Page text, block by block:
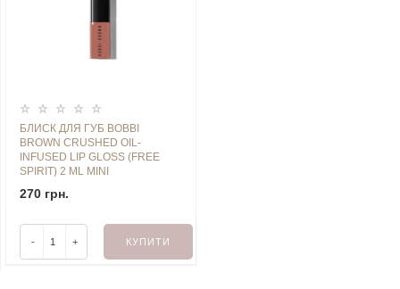
БЛИСК ДЛЯ ГУБ BOBBI
BROWN CRUSHED OIL-
INFUSED LIP GLOSS (FREE
SPIRIT) 2 ML MINI
270 грн.
- + КУПИТИ